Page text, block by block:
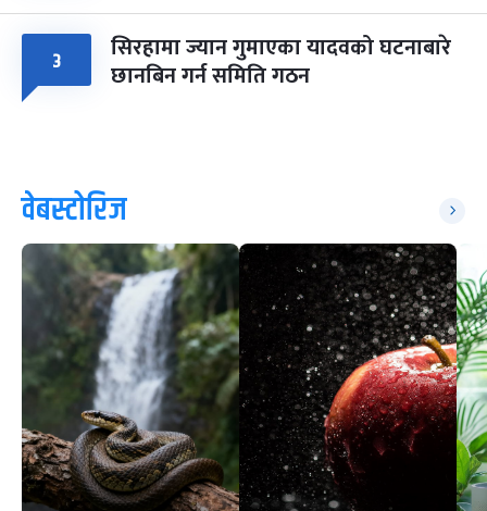
३ सिरहामा ज्यान गुमाएका यादवको घटनाबारे
छानबिन गर्न समिति गठन
वेबस्टोरिज